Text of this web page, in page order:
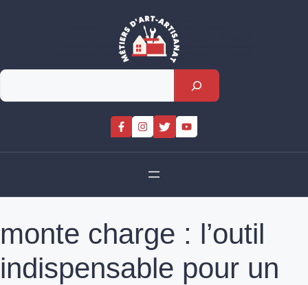
Rechercher
monte charge : l’outil
indispensable pour un